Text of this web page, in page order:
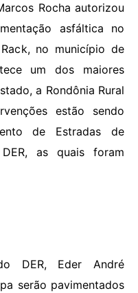
Rocha autorizou
asfáltica no
no município de
um dos maiores
a Rondônia Rural
estão sendo
de Estradas de
as quais foram
DER, Eder André
serão pavimentados